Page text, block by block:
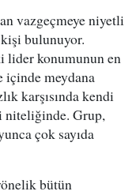
vazgeçmeye niyetli
bulunuyor.
lider konumunun en
içinde meydana
karşısında kendi
niteliğinde. Grup,
çok sayıda
bütün